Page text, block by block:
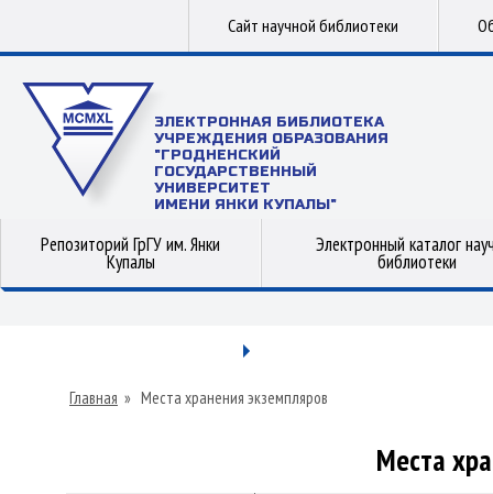
Сайт научной библиотеки
ЭЛЕКТРОННАЯ БИБЛИОТЕКА
УЧРЕЖДЕНИЯ ОБРАЗОВАНИЯ
"ГРОДНЕНСКИЙ
ГОСУДАРСТВЕННЫЙ
УНИВЕРСИТЕТ
ИМЕНИ ЯНКИ КУПАЛЫ"
Репозиторий ГрГУ им. Янки
Купалы
Электронный каталог
библиотеки
Главная » Места хранения экземпляров
Места